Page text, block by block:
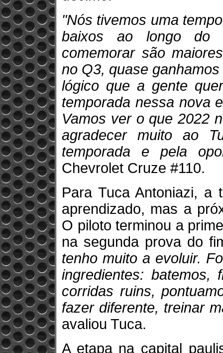
"Nós tivemos uma
baixos ao longo do
comemorar são
no Q3, quase
lógico que a gente
temporada nessa nova
Vamos ver o que 2022
agradecer muito ao
temporada e pela
Chevrolet Cruze #110.
Para Tuca Antoniazi, a
aprendizado, mas a
O piloto terminou a
na segunda prova do
tenho muito a evoluir.
ingredientes: batemos,
corridas ruins,
fazer diferente, treinar
avaliou Tuca.
A etapa na capital